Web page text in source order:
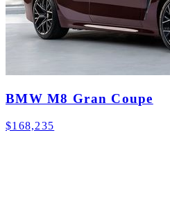
BMW M8 Gran Coupe
$168,235